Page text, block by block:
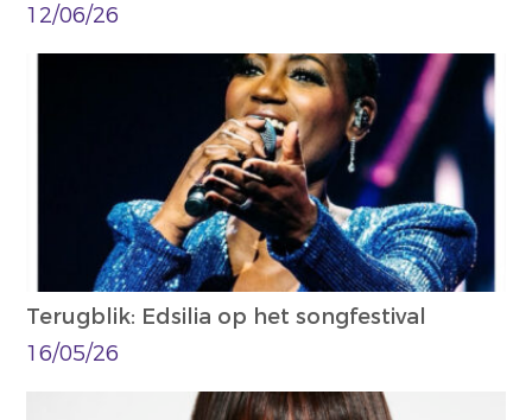
12/06/26
Terugblik: Edsilia op het songfestival
16/05/26